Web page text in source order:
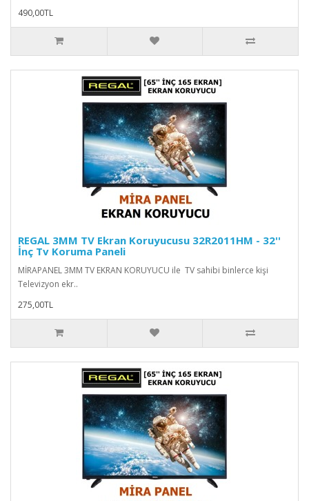
490,00TL
REGAL 3MM TV Ekran Koruyucusu 32R2011HM - 32''
İnç Tv Koruma Paneli
MİRAPANEL 3MM TV EKRAN KORUYUCU ile TV sahibi binlerce kişi
Televizyon ekr..
275,00TL